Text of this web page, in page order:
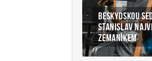
BESKYDSKOU
STANISLAV
ZEMANÍKEM